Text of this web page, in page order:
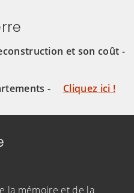
et son coût -
-
Cliquez ici !
la mémoire et de la